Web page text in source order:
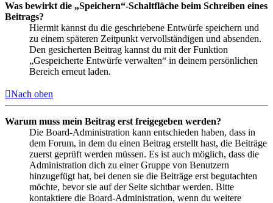
Was bewirkt die „Speichern“-Schaltfläche beim Schreiben eines
Beitrags?
Hiermit kannst du die geschriebene Entwürfe speichern und
zu einem späteren Zeitpunkt vervollständigen und absenden.
Den gesicherten Beitrag kannst du mit der Funktion
„Gespeicherte Entwürfe verwalten“ in deinem persönlichen
Bereich erneut laden.
Nach oben
Warum muss mein Beitrag erst freigegeben werden?
Die Board-Administration kann entschieden haben, dass in
dem Forum, in dem du einen Beitrag erstellt hast, die Beiträge
zuerst geprüft werden müssen. Es ist auch möglich, dass die
Administration dich zu einer Gruppe von Benutzern
hinzugefügt hat, bei denen sie die Beiträge erst begutachten
möchte, bevor sie auf der Seite sichtbar werden. Bitte
kontaktiere die Board-Administration, wenn du weitere